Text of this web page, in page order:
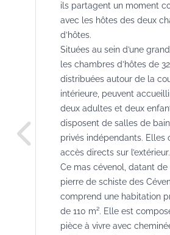
ils partagent un moment
avec les hôtes des deux
d’hôtes.
Situées au sein d’une
les chambres d’hôtes de
distribuées autour de la
intérieure, peuvent
deux adultes et deux
disposent de salles de
privés indépendants. Elles
accès directs sur l’extérieur.
Ce mas cévenol, datant de
pierre de schiste des
comprend une habitation
de 110 m². Elle est
pièce à vivre avec